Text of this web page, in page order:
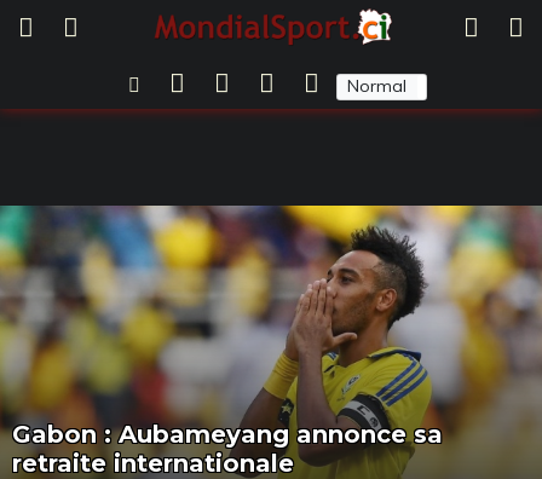
Normal
Gabon : Aubameyang annonce sa
retraite internationale